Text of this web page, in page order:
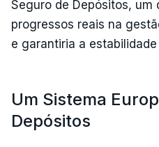
Seguro de Depósitos, um
progressos reais na
e garantiria a estabilidade
Um Sistema
Depósitos